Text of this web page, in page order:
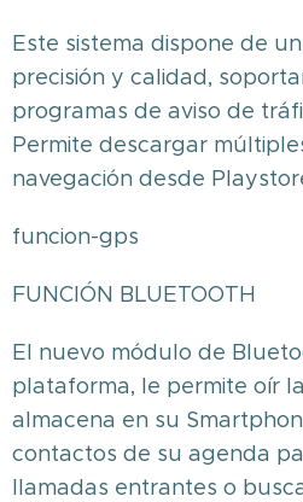
Este sistema dispone de
precisión y calidad,
programas de aviso de
Permite descargar
navegación desde
funcion-gps
FUNCIÓN BLUETOOTH
El nuevo módulo de
plataforma, le permite oír
almacena en su
contactos de su agenda
llamadas entrantes o